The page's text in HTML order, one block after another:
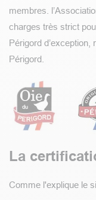
membres.
charges très strict
Périgord
Périgord.
La
Comme l'explique le